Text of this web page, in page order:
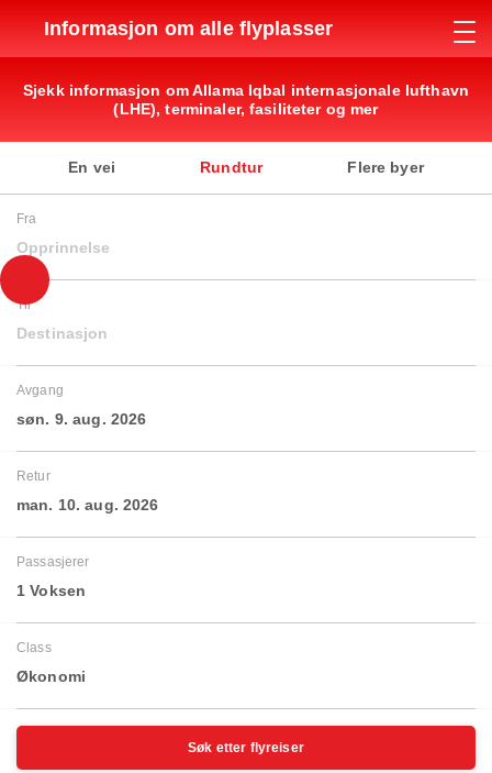
Informasjon om alle flyplasser
Sjekk informasjon om Allama Iqbal internasjonale lufthavn
(LHE), terminaler, fasiliteter og mer
En vei Rundtur Flere byer
Fra
Opprinnelse
Til
Destinasjon
Avgang
søn. 9. aug. 2026
Retur
man. 10. aug. 2026
Passasjerer
1 Voksen
Class
Økonomi
Søk etter flyreiser